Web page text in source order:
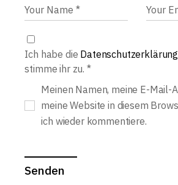
Ich habe die Datenschutzerklärung
stimme ihr zu. *
Meinen Namen, meine E-Mail-
meine Website in diesem
ich wieder kommentiere.
Senden